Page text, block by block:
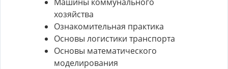
хозяйства
Ознакомительная практика
Основы логистики транспорта
Основы математического
моделирования